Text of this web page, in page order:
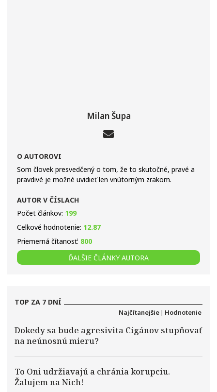
Milan Šupa
O AUTOROVI
Som človek presvedčený o tom, že to skutočné, pravé a
pravdivé je možné uvidieť len vnútorným zrakom.
AUTOR V ČÍSLACH
Počet článkov: 199
Celkové hodnotenie: 12.87
Priemerná čítanosť: 800
ĎALŠIE ČLÁNKY AUTORA
TOP ZA 7 DNÍ
Najčítanejšie | Hodnotenie
Dokedy sa bude agresivita Cigánov stupňovať
na neúnosnú mieru?
To Oni udržiavajú a chránia korupciu.
Žalujem na Nich!